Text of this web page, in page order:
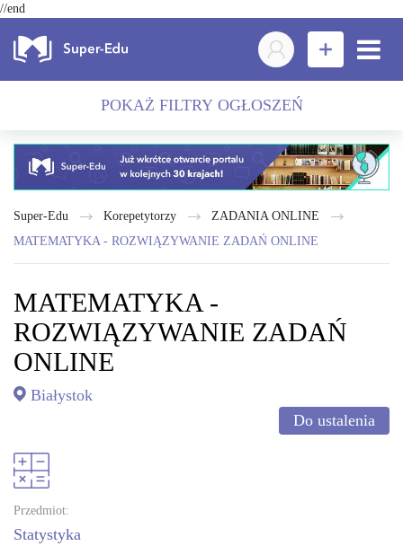
//end
POKAŻ FILTRY OGŁOSZEŃ
Super-Edu Korepetytorzy
ZADANIA ONLINE
MATEMATYKA - ROZWIĄZYWANIE ZADAŃ ONLINE
MATEMATYKA -
ROZWIĄZYWANIE ZADAŃ
ONLINE
Białystok
Do ustalenia
Przedmiot:
statystyka